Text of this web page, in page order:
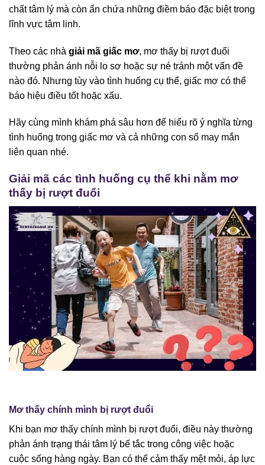
chất tâm lý mà còn ẩn chứa những điềm báo đặc biệt trong
lĩnh vực tâm linh.
Theo các nhà giải mã giấc mơ, mơ thấy bị rượt đuổi
thường phản ánh nỗi lo sợ hoặc sự né tránh một vấn đề
nào đó. Nhưng tùy vào tình huống cụ thể, giấc mơ có thể
báo hiệu điều tốt hoặc xấu.
Hãy cùng mình khám phá sâu hơn để hiểu rõ ý nghĩa từng
tình huống trong giấc mơ và cả những con số may mắn
liên quan nhé.
Giải mã các tình huống cụ thể khi nằm mơ
thấy bị rượt đuổi
Mơ thấy chính mình bị rượt đuổi
Khi bạn mơ thấy chính mình bị rượt đuổi, điều này thường
phản ánh trạng thái tâm lý bế tắc trong công việc hoặc
cuộc sống hàng ngày. Bạn có thể cảm thấy mệt mỏi, áp lực